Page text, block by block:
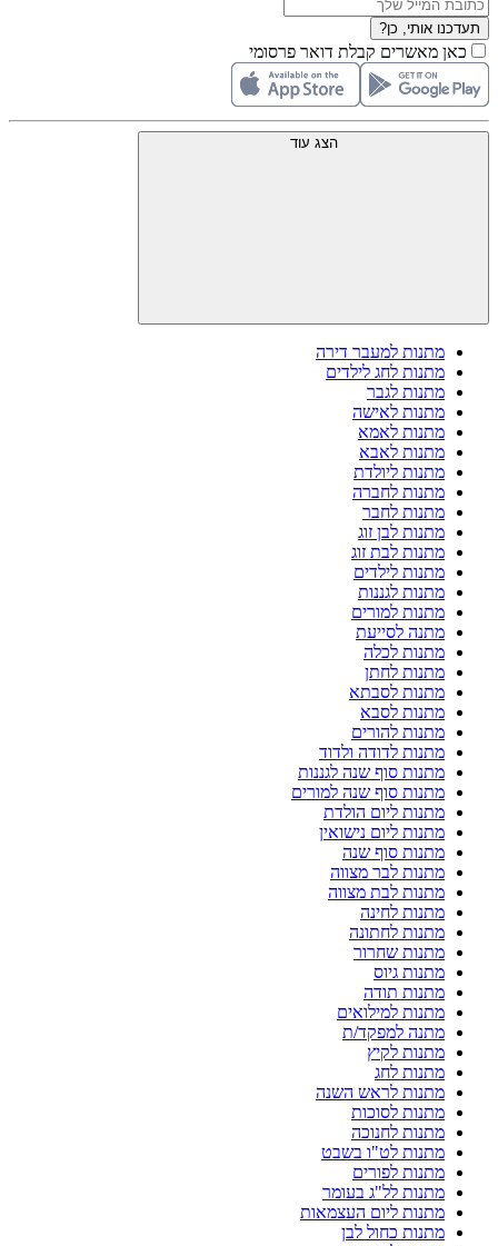
תעדכנו אותי, כן?
כאן מאשרים קבלת דואר פרסומי
הצג עוד
מתנות למעבר דירה
מתנות לחג לילדים
מתנות לגבר
מתנות לאישה
מתנות לאמא
מתנות לאבא
מתנות ליולדת
מתנות לחברה
מתנות לחבר
מתנות לבן זוג
מתנות לבת זוג
מתנות לילדים
מתנות לגננות
מתנות למורים
מתנה לסייעת
מתנות לכלה
מתנות לחתן
מתנות לסבתא
מתנות לסבא
מתנות להורים
מתנות לדודה ולדוד
מתנות סוף שנה לגננות
מתנות סוף שנה למורים
מתנות ליום הולדת
מתנות ליום נישואין
מתנות סוף שנה
מתנות לבר מצווה
מתנות לבת מצווה
מתנות לחינה
מתנות לחתונה
מתנות שחרור
מתנות גיוס
מתנות תודה
מתנות למילואים
מתנה למפקד/ת
מתנות לקיץ
מתנות לחג
מתנות לראש השנה
מתנות לסוכות
מתנות לחנוכה
מתנות לט"ו בשבט
מתנות לפורים
מתנות לל"ג בעומר
מתנות ליום העצמאות
מתנות כחול לבן